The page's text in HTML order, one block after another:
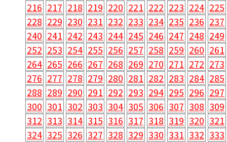
216 217 218 219 220 221 222 223 224 225
228 229 230 231 232 233 234 235 236 237
240 241 242 243 244 245 246 247 248 249
252 253 254 255 256 257 258 259 260 261
264 265 266 267 268 269 270 271 272 273
276 277 278 279 280 281 282 283 284 285
288 289 290 291 292 293 294 295 296 297
300 301 302 303 304 305 306 307 308 309
312 313 314 315 316 317 318 319 320 321
324 325 326 327 328 329 330 331 332 333